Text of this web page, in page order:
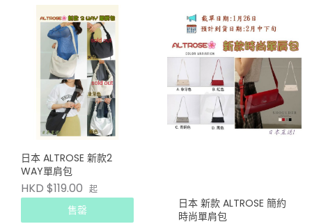
日本 ALTROSE 新款2
WAY單肩包
HKD $119.00 起
售罄
日本 新款 ALTROSE 簡約
時尚單肩包